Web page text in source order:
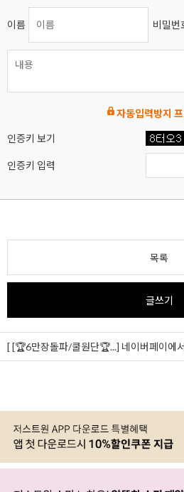
이름 비밀번
자동입력방지
인증키 보기
인증키 입력
목록
글쓰기
[ [🏆6만장돌파/쿨원단🏆...] 네이버페이에